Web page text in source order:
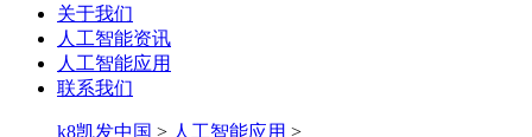
关于我们
人工智能资讯
人工智能应用
联系我们
k8凯发中国 > 人工智能应用 >